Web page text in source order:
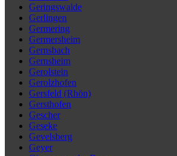
Geringswalde
Gerlingen
Germering
Germersheim
Gernsbach
Gernsheim
Gerolstein
Gerolzhofen
Gersfeld (Rhön)
Gersthofen
Gescher
Geseke
Gevelsberg
Geyer